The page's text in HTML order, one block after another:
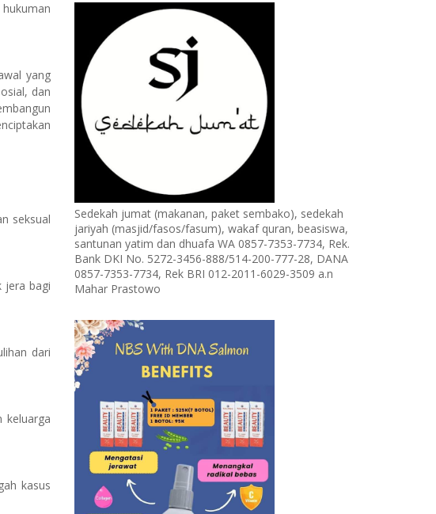
yang
dan
seksual
jera bagi
dari
keluarga
kasus
Sedekah jumat (makanan, paket sembako), sedekah
jariyah (masjid/fasos/fasum), wakaf quran, beasiswa,
santunan yatim dan dhuafa WA 0857-7353-7734, Rek.
Bank DKI No. 5272-3456-888/514-200-777-28, DANA
0857-7353-7734, Rek BRI 012-2011-6029-3509 a.n
Mahar Prastowo